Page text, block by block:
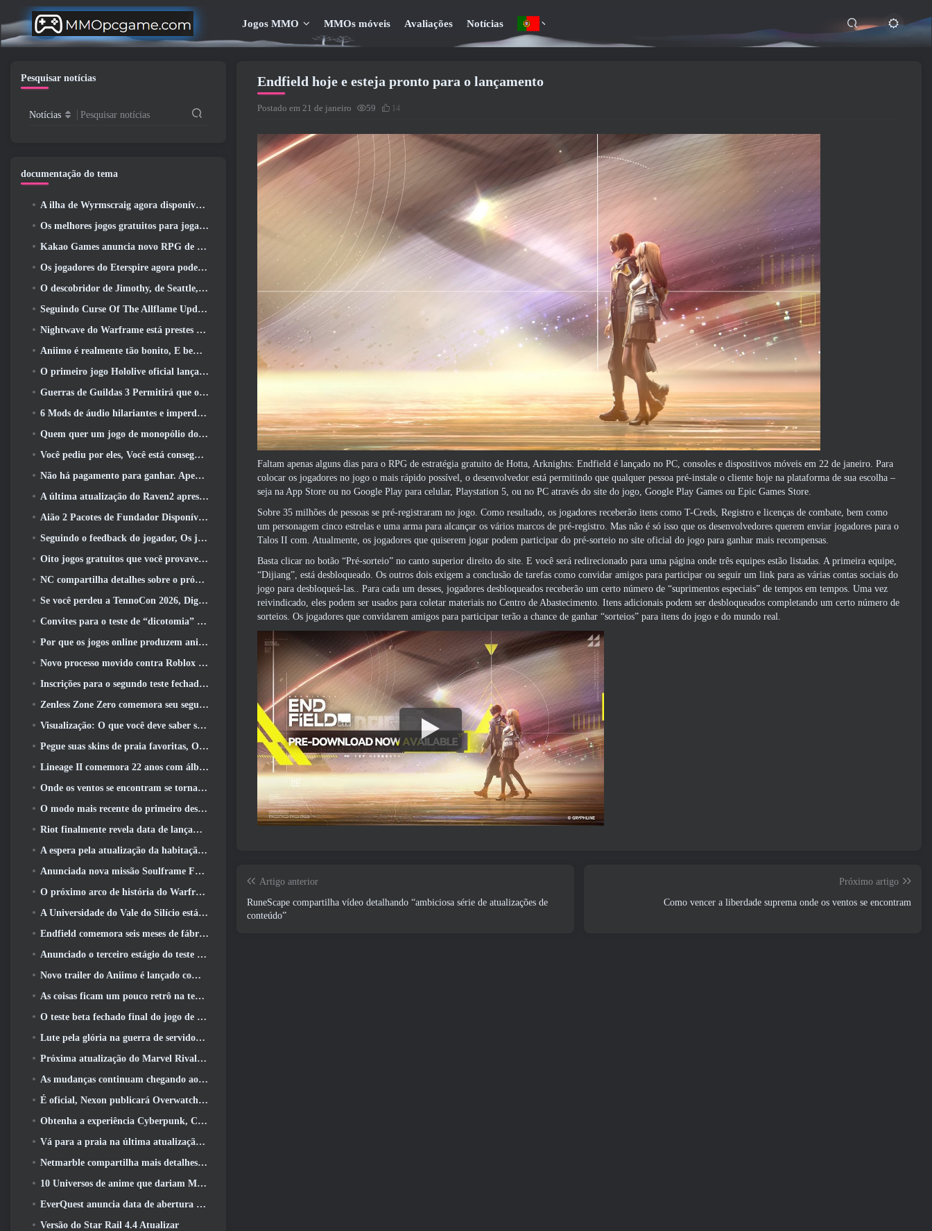
Jogos MMO MMOs móveis Avaliações Notícias
Endfield hoje e esteja pronto para o lançamento
Postado em 21 de janeiro 59 14
Faltam apenas alguns dias para o RPG de estratégia gratuito de Hotta, Arknights: Endfield é lançado no PC, consoles e dispositivos móveis em 22 de janeiro. Para
colocar os jogadores no jogo o mais rápido possível, o desenvolvedor está permitindo que qualquer pessoa pré-instale o cliente hoje na plataforma de sua escolha –
seja na App Store ou no Google Play para celular, Playstation 5, ou no PC através do site do jogo, Google Play Games ou Epic Games Store.
Sobre 35 milhões de pessoas se pré-registraram no jogo. Como resultado, os jogadores receberão itens como T-Creds, Registro e licenças de combate, bem como
um personagem cinco estrelas e uma arma para alcançar os vários marcos de pré-registro. Mas não é só isso que os desenvolvedores querem enviar jogadores para o
Talos II com. Atualmente, os jogadores que quiserem jogar podem participar do pré-sorteio no site oficial do jogo para ganhar mais recompensas.
Basta clicar no botão “Pré-sorteio” ​​no canto superior direito do site. E você será redirecionado para uma página onde três equipes estão listadas. A primeira equipe,
“Dijiang”, está desbloqueado. Os outros dois exigem a conclusão de tarefas como convidar amigos para participar ou seguir um link para as várias contas sociais do
jogo para desbloqueá-las.. Para cada um desses, jogadores desbloqueados receberão um certo número de “suprimentos especiais” de tempos em tempos. Uma vez
reivindicado, eles podem ser usados ​​para coletar materiais no Centro de Abastecimento. Itens adicionais podem ser desbloqueados completando um certo número de
sorteios. Os jogadores que convidarem amigos para participar terão a chance de ganhar “sorteios” para itens do jogo e do mundo real.
Artigo anterior
RuneScape compartilha vídeo detalhando “ambiciosa série de atualizações de
conteúdo”
Próximo artigo
Como vencer a liberdade suprema onde os ventos se encontram
Pesquisar notícias
Notícias Pesquisar notícias
documentação do tema
A ilha de Wyrmscraig agora disponível para exploração no RuneScape da velha escola
Os melhores jogos gratuitos para jogar com seu time (2026)
Kakao Games anuncia novo RPG de ação, Donzela Guardiã
Os jogadores do Eterspire agora podem viajar um pouco no tempo… como um deleite
O descobridor de Jimothy, de Seattle, tem ligações com a ArenaNet, Então é claro que eles estão adicionando isso ao Guild Wars 2
Seguindo Curse Of The Allflame Update Path Of Exile anuncia várias mudanças com base no feedback
Nightwave do Warframe está prestes a retornar de uma forma chocante
Aniimo é realmente tão bonito, E bem tranquilo
O primeiro jogo Hololive oficial lançado esta semana
Guerras de Guildas 3 Permitirá que os jogadores experimentem o mundo de Tyria antes que os Elder Dragons acordem
6 Mods de áudio hilariantes e imperdíveis para Marvel Rivals
Quem quer um jogo de monopólio do RuneScape? Porque um está a caminho
Você pediu por eles, Você está conseguindo. Dragões estão chegando a Albion Online
Não há pagamento para ganhar. Apenas Ragnarok. Origin Classic é lançado em julho 23
A última atualização do Raven2 apresenta sistema de despertar de habilidades, Oferecendo aos jogadores mais maneiras de aprimorar suas habilidades
Aião 2 Pacotes de Fundador Disponíveis para Compra, Completo com cinco dias de acesso antecipado
Seguindo o feedback do jogador, Os jogadores clássicos de League Of Legends não terão que pagar por skins clássicas
Oito jogos gratuitos que você provavelmente esqueceu e que fazem parte do Steam’s Train Fest
NC compartilha detalhes sobre o próximo acesso antecipado do Aion 2
Se você perdeu a TennoCon 2026, Digital Extremes está compartilhando todos os painéis
Convites para o teste de “dicotomia” do Silver Palace estão sendo enviados
Por que os jogos online produzem animes melhores do que os jogos de anime
Novo processo movido contra Roblox em Oregon, alegando incidente com cuidados infantis
Inscrições para o segundo teste fechado global MapleStory Classic World
Zenless Zone Zero comemora seu segundo aniversário oferecendo aos jogadores a escolha de um agente S-Rank gratuito
Visualização: O que você deve saber sobre o jogo de coleta de criaturas da HoYoverse, Honkai: Link Alma
Pegue suas skins de praia favoritas, Os Jogos de Verão voltaram ao Overwatch
Lineage II comemora 22 anos com álbum de vinil de edição de colecionador
Onde os ventos se encontram se torna “Eastern Steampunk” na versão 2.0
O modo mais recente do primeiro descendente reúne batalhas difíceis de interceptação de vazio e as profundezas
Riot finalmente revela data de lançamento do modo clássico de League Of Legends
A espera pela atualização da habitação dos grandes jogadores do RuneScape acabou
Anunciada nova missão Soulframe Fable
O próximo arco de história do Warframe leva os jogadores a um novo mapa estelar, O Sistema Tau
A Universidade do Vale do Silício está oferecendo bolsas de estudo para jogos e alguns dos requisitos são interessantes
Endfield comemora seis meses de fábricas e tirolesas durante sua próxima atualização
Anunciado o terceiro estágio do teste beta fechado das batalhas de infantaria do War Thunder
Novo trailer do Aniimo é lançado com o lançamento do último teste beta fechado
As coisas ficam um pouco retrô na temporada final 11 Atualizar
O teste beta fechado final do jogo de tiro F2P da Nexon Sudden Attack Zero Point começou hoje
Lute pela glória na guerra de servidores do Lineage II
Próxima atualização do Marvel Rivals leva a luta até os deuses
As mudanças continuam chegando ao RuneScape. Desta vez é a habitação do jogador
É oficial, Nexon publicará Overwatch na Coreia do Sul daqui para frente
Obtenha a experiência Cyberpunk, Completo com ciberpsicose, No próximo evento de crossover do Apex Legends
Vá para a praia na última atualização de Palia
Netmarble compartilha mais detalhes sobre o próximo jogo de nivelamento solo, Nivelamento Solo: KARMA na Anime Expo
10 Universos de anime que dariam MMOs incríveis
EverQuest anuncia data de abertura do segundo 2026 Servidor de expansão bloqueado por tempo
Versão do Star Rail 4.4 Atualizar